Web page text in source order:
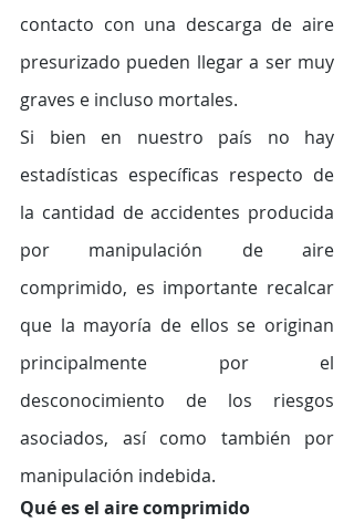
contacto con una descarga de aire
presurizado pueden llegar a ser muy
graves e incluso mortales.
Si bien en nuestro país no hay
estadísticas específicas respecto de
la cantidad de accidentes producida
por manipulación de aire
comprimido, es importante recalcar
que la mayoría de ellos se originan
principalmente por el
desconocimiento de los riesgos
asociados, así como también por
manipulación indebida.
Qué es el aire comprimido